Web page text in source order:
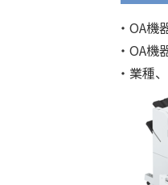
・OA機
・OA機
・業種